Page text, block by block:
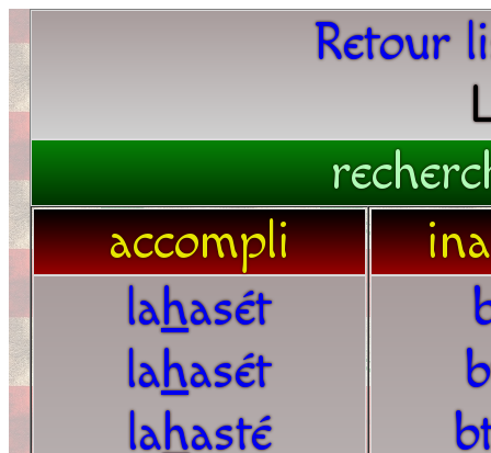
Retour
accompli
lahasét
lahasét
lahasté